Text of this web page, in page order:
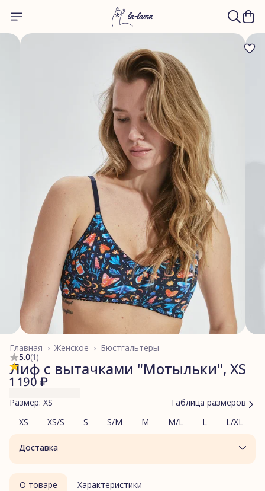
Бюстгальтеры
Женское ›
Главная ›
5.0(1)
Лиф с вытачками "Мотыльки", XS
1 190 ₽
Размер: XS
Таблица размеров
XS
XS/S S S/M M M/L L L/XL
Доставка
О товаре Характеристики